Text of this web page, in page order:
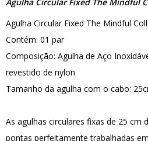
Agulha Circular Fixed The Mindful
Contém: 01 par
Composição: Agulha de Aço
revestido de nylon
Tamanho da agulha com o cabo:
As agulhas circulares fixas de 25 cm
pontas perfeitamente trabalhadas